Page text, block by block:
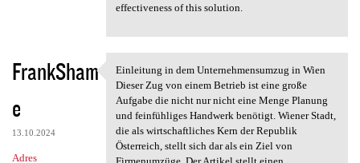
effectiveness of this solution.
FrankSham
e
13.10.2024
Adres
Einleitung in dem
Einleitung in dem Unternehmensumzug in Wien
Dieser Zug von einem Betrieb ist eine große
Aufgabe die nicht nur nicht eine Menge Planung
und feinfühliges Handwerk benötigt. Wiener Stadt,
die als wirtschaftliches Kern der Republik
Österreich, stellt sich dar als ein Ziel von